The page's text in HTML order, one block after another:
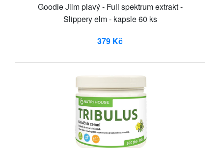
Goodie Jilm plavý - Full spektrum extrakt -
Slippery elm - kapsle 60 ks
379 Kč